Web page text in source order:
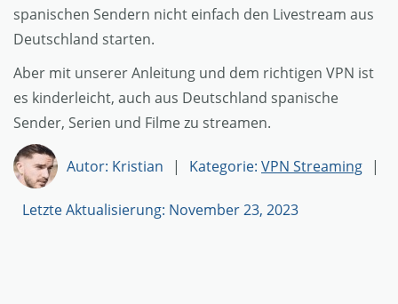
spanischen Sendern nicht einfach den Livestream aus
Deutschland starten.
Aber mit unserer Anleitung und dem richtigen VPN ist
es kinderleicht, auch aus Deutschland spanische
Sender, Serien und Filme zu streamen.
Autor: Kristian | Kategorie: VPN Streaming |
Letzte Aktualisierung: November 23, 2023